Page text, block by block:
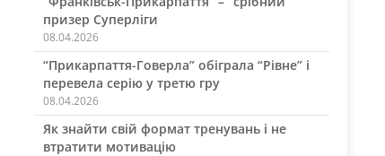
призер Суперліги
08.04.2026
“Прикарпаття-Говерла” обіграла “Рівне” і
перевела серію у третю гру
08.04.2026
Як знайти свій формат тренувань і не
втратити мотивацію